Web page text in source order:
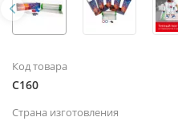
Код товара
C160
Страна изготовления